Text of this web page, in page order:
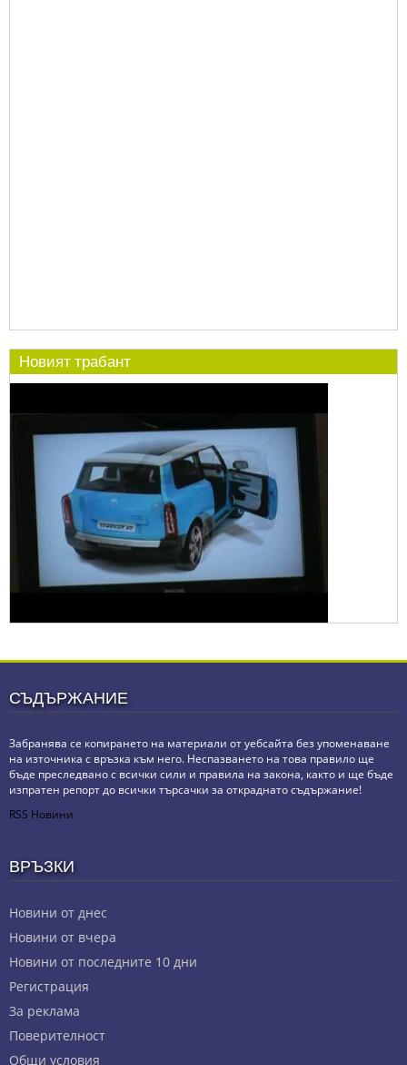
Новият трабант
СЪДЪРЖАНИЕ
Забранява се копирането на материали от уебсайта без упоменаване
на източника с връзка към него. Неспазването на това правило ще
бъде преследвано с всички сили и правила на закона, както и ще бъде
изпратен репорт до всички търсачки за откраднато съдържание!
RSS Новини
ВРЪЗКИ
Новини от днес
Новини от вчера
Новини от последните 10 дни
Регистрация
За реклама
Πoвepитeлнocт
Общи условия